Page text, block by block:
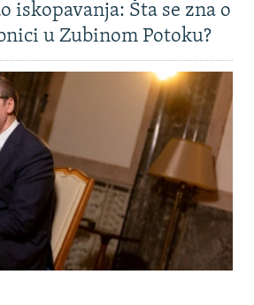
iskopavanja: Šta se zna o
u Zubinom Potoku?